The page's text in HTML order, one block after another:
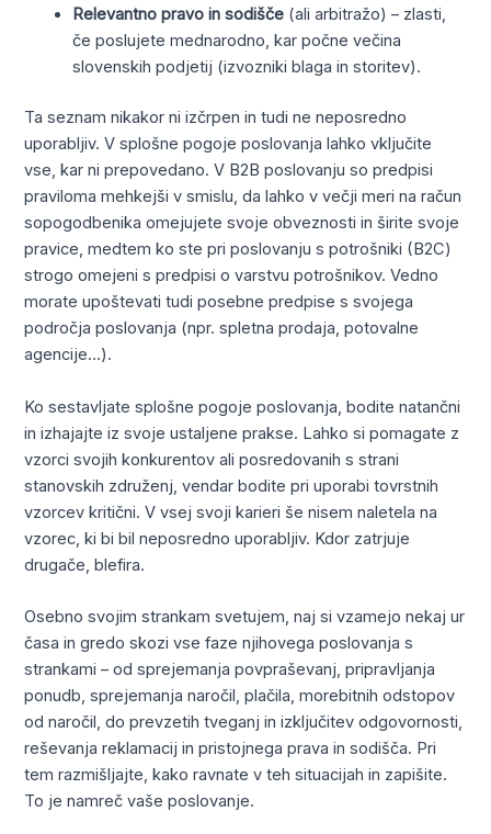
Relevantno pravo in sodišče (ali arbitražo) – zlasti,
če poslujete mednarodno, kar počne večina
slovenskih podjetij (izvozniki blaga in storitev).
Ta seznam nikakor ni izčrpen in tudi ne neposredno
uporabljiv. V splošne pogoje poslovanja lahko vključite
vse, kar ni prepovedano. V B2B poslovanju so predpisi
praviloma mehkejši v smislu, da lahko v večji meri na račun
sopogodbenika omejujete svoje obveznosti in širite svoje
pravice, medtem ko ste pri poslovanju s potrošniki (B2C)
strogo omejeni s predpisi o varstvu potrošnikov. Vedno
morate upoštevati tudi posebne predpise s svojega
področja poslovanja (npr. spletna prodaja, potovalne
agencije…).
Ko sestavljate splošne pogoje poslovanja, bodite natančni
in izhajajte iz svoje ustaljene prakse. Lahko si pomagate z
vzorci svojih konkurentov ali posredovanih s strani
stanovskih združenj, vendar bodite pri uporabi tovrstnih
vzorcev kritični. V vsej svoji karieri še nisem naletela na
vzorec, ki bi bil neposredno uporabljiv. Kdor zatrjuje
drugače, blefira.
Osebno svojim strankam svetujem, naj si vzamejo nekaj ur
časa in gredo skozi vse faze njihovega poslovanja s
strankami – od sprejemanja povpraševanj, pripravljanja
ponudb, sprejemanja naročil, plačila, morebitnih odstopov
od naročil, do prevzetih tveganj in izključitev odgovornosti,
reševanja reklamacij in pristojnega prava in sodišča. Pri
tem razmišljajte, kako ravnate v teh situacijah in zapišite.
To je namreč vaše poslovanje.